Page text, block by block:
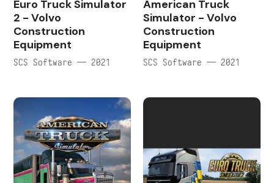
Euro Truck Simulator
2 - Volvo
Construction
Equipment
SCS Software — 2021
American Truck
Simulator - Volvo
Construction
Equipment
SCS Software — 2021